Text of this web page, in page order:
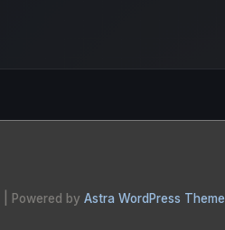
| Powered by Astra WordPress Theme